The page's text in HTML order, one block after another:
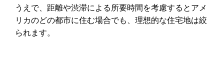
うえで、距離や渋滞による所要時間を考慮するとアメ
リカのどの都市に住む場合でも、理想的な住宅地は絞
られます。